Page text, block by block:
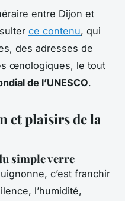
entre Dijon et
ce contenu, qui
des adresses de
œnologiques, le tout
de l’UNESCO.
et plaisirs de la
simple verre
c’est franchir
l’humidité,